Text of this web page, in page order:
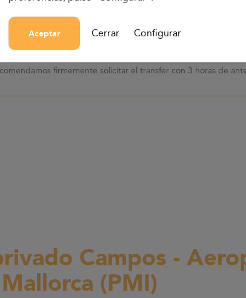
Fechas
firmemente solicitar el transfer con 3 horas de
Campos -
(PMI)
Aceptar Cerrar Configurar